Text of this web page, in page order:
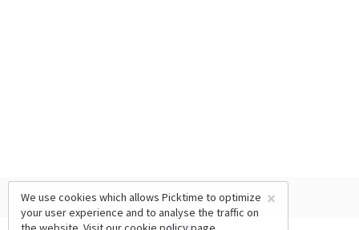
×
We use cookies which allows Picktime to optimize
your user experience and to analyse the traffic on